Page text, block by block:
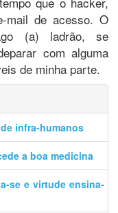
mail de acesso. O
(a) ladrão, se
com alguma
de minha parte.
infra-humanos
a boa medicina
se e virtude ensina-